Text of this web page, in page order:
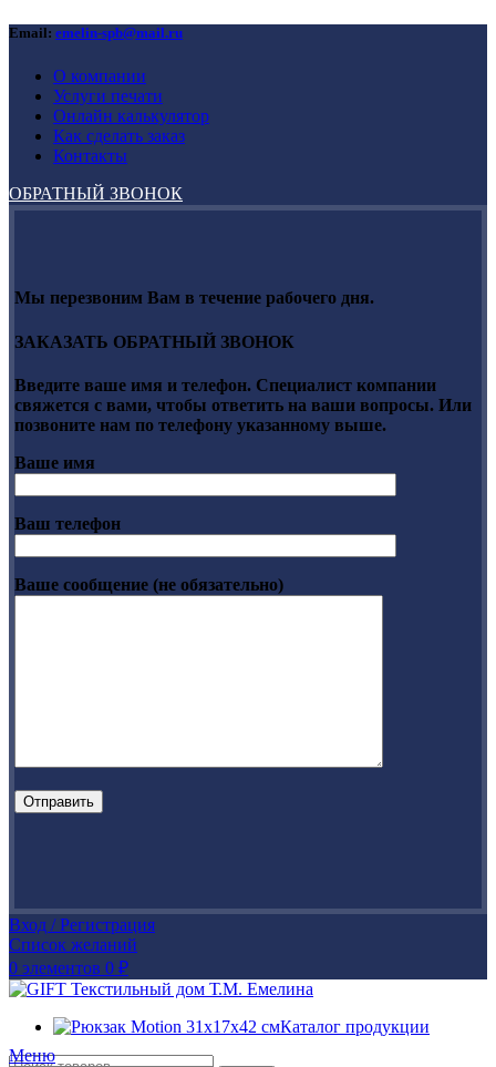
Email: emelin-spb@mail.ru
О компании
Услуги печати
Онлайн калькулятор
Как сделать заказ
Контакты
ОБРАТНЫЙ ЗВОНОК
Мы перезвоним Вам в течение рабочего дня.
ЗАКАЗАТЬ ОБРАТНЫЙ ЗВОНОК
Введите ваше имя и телефон. Специалист компании
свяжется с вами, чтобы ответить на ваши вопросы. Или
позвоните нам по телефону указанному выше.
Ваше имя
Ваш телефон
Ваше сообщение (не обязательно)
Вход / Регистрация
Список желаний
0 элементов 0 ₽
Каталог продукции
Меню